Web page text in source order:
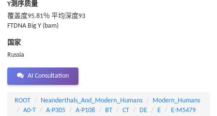
Y测序质量
覆盖度95.81％ 平均深度93
FTDNA Big Y (bam)
国家
Russia
AI Consultation
ROOT Neanderthals_And_Modern_Humans
Modern_Humans
A0-T
A-P305 A-P108 BT CT DE E
E-M5479